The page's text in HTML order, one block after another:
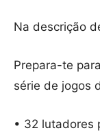
Na descrição
Prepara-te
série de jogos
• 32 lutadores